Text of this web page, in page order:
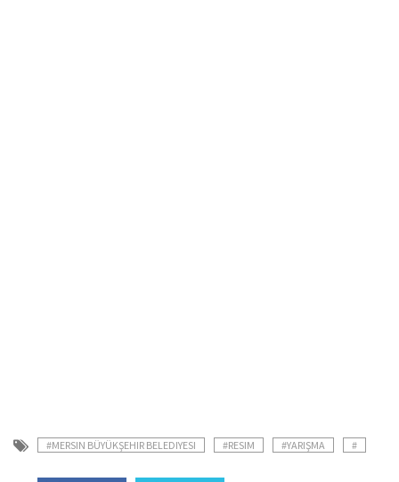
#MERSIN BÜYÜKŞEHIR BELEDIYESI #RESIM #YARIŞMA #